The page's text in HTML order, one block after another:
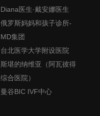
Diana医生·戴安娜医生
俄罗斯妈妈和孩子诊所-
MD集团
台北医学大学附设医院
斯堪的纳维亚（阿瓦彼得
综合医院）
曼谷BIC IVF中心